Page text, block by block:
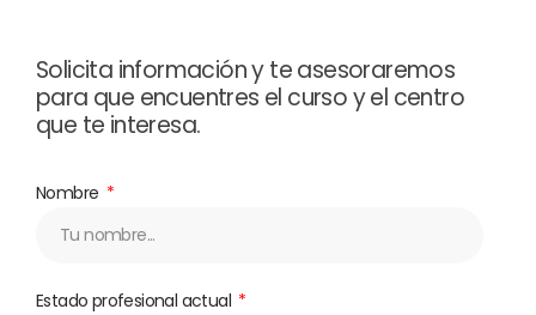
Solicita información y te asesoraremos
para que encuentres el curso y el centro
que te interesa.
Nombre
Estado profesional actual